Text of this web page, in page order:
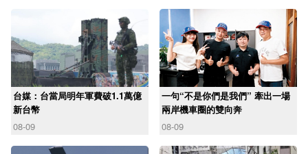
台媒：台當局明年軍費破1.1萬億
新台幣
08-09
一句“不是你們是我們” 牽出一場
兩岸機車圈的雙向奔
08-09